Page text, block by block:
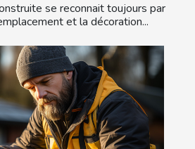
se reconnait toujours par
et la décoration...